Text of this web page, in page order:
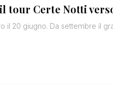
tour Certe Notti
il 20 giugno. Da settembre il